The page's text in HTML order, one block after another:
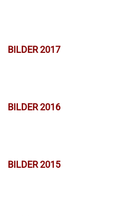
BILDER 2017
BILDER 2016
BILDER 2015